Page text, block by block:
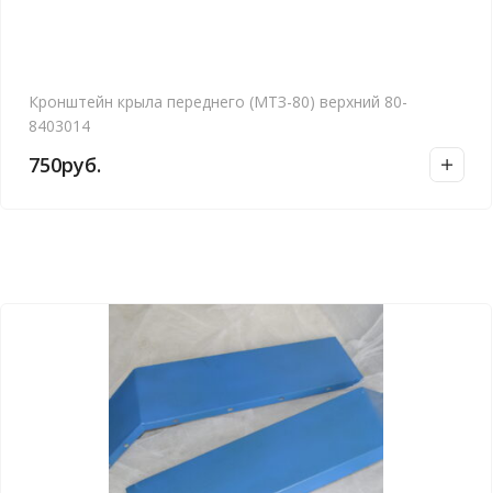
Кронштейн крыла переднего (МТЗ-80) верхний 80-
8403014
750руб.